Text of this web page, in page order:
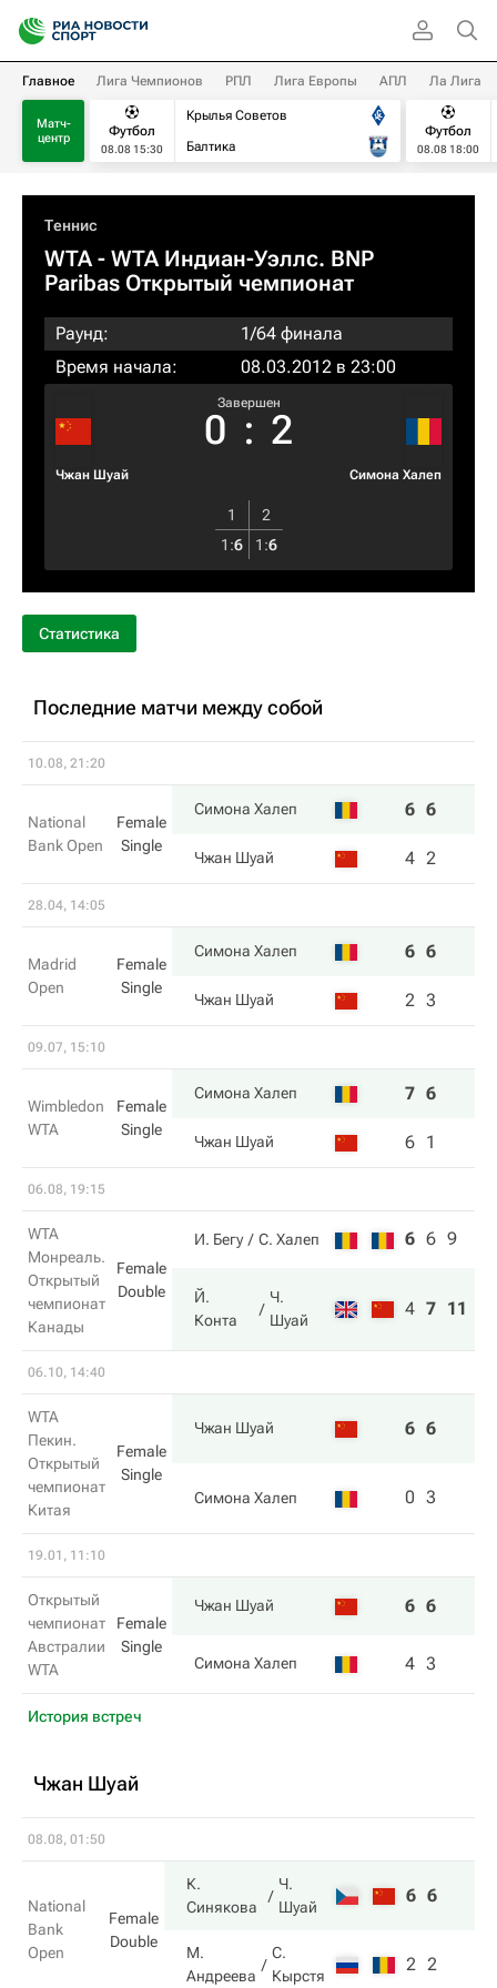
Главное Лига Чемпионов РПЛ Лига Европы АПЛ Ла Лига
Матч-
центр
Футбол
08.08 15:30
Крылья Советов
Балтика
Футбол
08.08 18:00
Теннис
WTA- WTA Индиан-Уэллс. BNP
Paribas Открытый чемпионат
Раунд:
1/64 финала
Время начала:
08.03.2012 в 23:00
Чжан Шуай
Завершен
0 : 2
Симона Халеп
1
2
1 :6 1 :6
Статистика
Последние матчи между собой
10.08, 21:20
National
Bank Open
Female
Single
Симона Халеп 6 6
Чжан Шуай 4 2
28.04, 14:05
Madrid
Open
Female
Single
Симона Халеп 6 6
Чжан Шуай 2 3
09.07, 15:10
Wimbledon
WTA
Female
Single
Симона Халеп 7 6
Чжан Шуай 6 1
06.08, 19:15
WTA
Монреаль.
Открытый
чемпионат
Канады
Female
Double
И. Бегу С. Халеп 6 6 9
Й.
Конта
Ч.
Шуай
4 7 11
06.10, 14:40
WTA
Пекин.
Открытый
чемпионат
Китая
Female
Single
Чжан Шуай 6 6
Симона Халеп 0 3
19.01, 11:10
Открытый
чемпионат
Австралии
WTA
Female
Single
Чжан Шуай 6 6
Симона Халеп 4 3
История встреч
Чжан Шуай
08.08, 01:50
National
Bank
Open
Female
Double
К.
Синякова
Ч.
Шуай
6 6
М.
Андреева
С.
Кырстя
2 2